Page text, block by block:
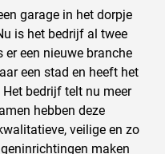
garage in het dorpje
is het bedrijf al twee
er een nieuwe branche
een stad en heeft het
bedrijf telt nu meer
hebben deze
veilige en zo
maken